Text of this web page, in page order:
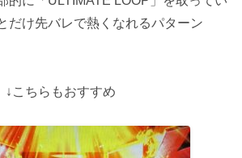
だけ先バレで熱くなれるパターン
↓こちらもおすすめ